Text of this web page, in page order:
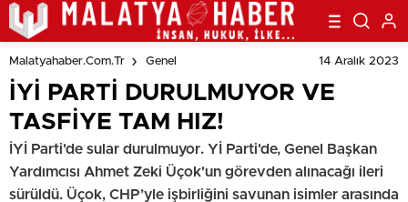
Malatyahaber.com.tr Genel 14 Aralık 2023
İYİ PARTİ DURULMUYOR VE
TASFİYE TAM HIZ!
İYİ Parti'de sular durulmuyor. Yİ Parti'de, Genel Başkan
Yardımcısı Ahmet Zeki Üçok'un görevden alınacağı ileri
sürüldü. Üçok, CHP’yle işbirliğini savunan isimler arasında